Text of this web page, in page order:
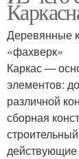
Деревянные
«фахверк»
Каркас —
элементов:
различной
сборная
действующие